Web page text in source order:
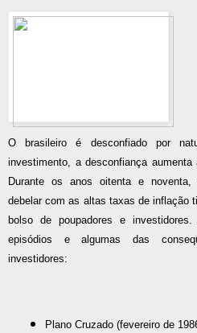
O brasileiro é desconfiado por
investimento, a desconfiança
Durante os anos oitenta e
debelar com as altas taxas de inflação
bolso de poupadores e
episódios e algumas das
investidores:
Plano Cruzado (fevereiro de